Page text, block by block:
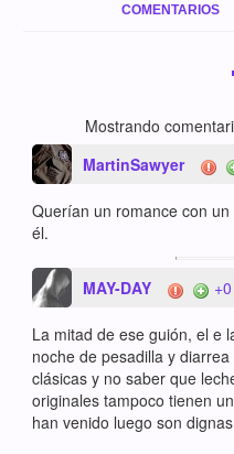
COMENTARIOS
Mostrando
MartinSawyer
Querían un romance con
él.
MAY-DAY +0
La mitad de ese guión, el e
noche de pesadilla y
clásicas y no saber que
originales tampoco tienen
han venido luego son